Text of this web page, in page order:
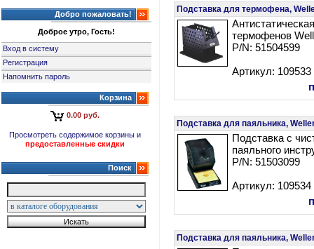
Добро пожаловать!
Доброе утро, Гость!
Вход в систему
Регистрация
Напомнить пароль
Корзина
0.00 руб.
Просмотреть содержимое корзины и
предоставленные скидки
Поиск
Подставка для термофена,
термофенов
P/N: 51504599
Артикул: 109533
Подставка для паяльника,
Подставка с
паяльного
P/N: 51503099
Артикул: 109534
Подставка для паяльника,